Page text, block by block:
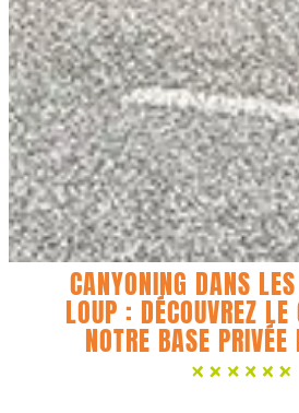
CANYONING DANS
LOUP : DÉCOUVREZ LE
NOTRE BASE PRIVÉE